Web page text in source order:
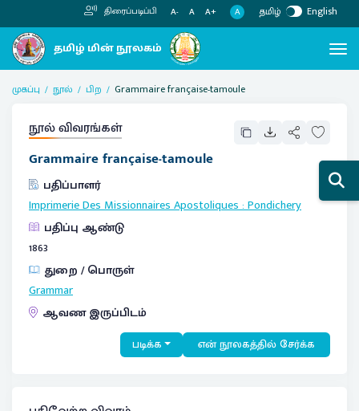
திரைப்படிப்பி A- A A+ A தமிழ் English
முகப்பு நூல் பிற Grammaire française-tamoule
நூல் விவரங்கள்
Grammaire française-tamoule
பதிப்பாளர்
Imprimerie Des Missionnaires Apostoliques:Pondichery
பதிப்பு ஆண்டு
1863
துறை / பொருள்
Grammar
ஆவண இருப்பிடம்
படிக்க என் நூலகத்தில் சேர்க்க